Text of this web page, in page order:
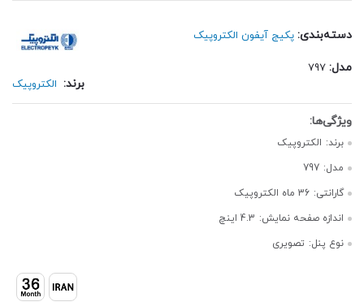
دسته‌بندی: پکیج آیفون الکتروپیک
مدل:
برند: الکتروپیک
برند: الکتروپیک
مدل: 797
گارانتی: 36 ماه الکتروپیک
اندازه صفحه نمایش: 4.3 اینچ
نوع پنل: تصویری